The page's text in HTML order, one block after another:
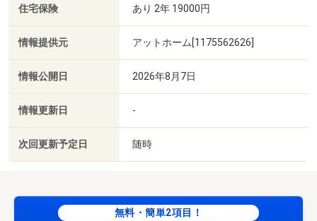
住宅保険 あり 2年 19000円
情報提供元 アットホーム[1175562626]
情報公開日 2026年8月7日
情報更新日 -
次回更新予定日 随時
無料・簡単2項目！